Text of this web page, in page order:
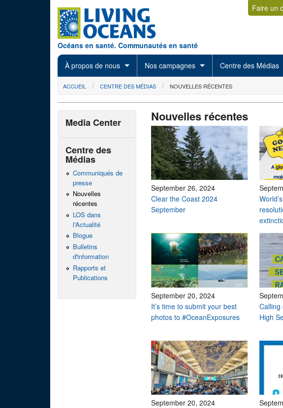
Océans en santé. Communautés en santé
Faire un
À propos de nous Nos campagnes Centre des Médias
You are here
ACCUEIL CENTRE DES MÉDIAS NOUVELLES RÉCENTES
Nouvelles récentes
September 26, 2024
Clear the Coast 2024
September
September 20, 2024
It’s time to submit your best
photos to #OceanExposures
Calling
High
September 20, 2024
Media Center
Centre des
Médias
Communiqués de
presse
Nouvelles
récentes
LOS dans
l'Actualité
Blogue
Bulletins
d'information
Rapports et
Publications